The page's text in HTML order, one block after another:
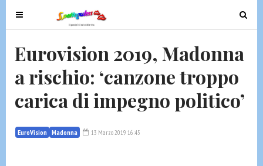
T
o
g
e
n
v
i
T
o
g
n
Eurovision 2019, Madonna
a rischio: ‘canzone troppo
carica di impegno politico’
EuroVision Madonna 13 Marzo 2019 16:45